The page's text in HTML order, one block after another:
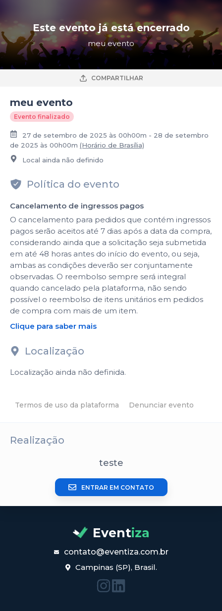
Este evento já está encerrado
meu evento
COMPARTILHAR
meu evento
Evento finalizado
27 de setembro de 2025 às 00h00m - 28 de setembro
de 2025 às 00h00m (Horário de Brasília)
Local ainda não definido
Política do evento
Cancelamento de ingressos pagos
O cancelamento para pedidos que contém ingressos
pagos serão aceitos até 7 dias após a data da compra,
considerando ainda que a solicitação seja submetida
em até 48 horas antes do início do evento, ou seja,
ambas as condições deverão ser conjuntamente
observadas. O reembolso sempre será integral
quando cancelado pela plataforma, não sendo
possível o reembolso de itens unitários em pedidos
de compra com mais de um item.
Clique para saber mais
Localização
Localização ainda não definida.
Termos de uso da plataforma Denunciar evento
Realização
teste
ENTRAR EM CONTATO
Eventiza
contato@eventiza.com.br
Campinas (SP), Brasil.